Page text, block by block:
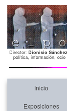
Director: Dionisio
política, información,
Inicio
Exposiciones